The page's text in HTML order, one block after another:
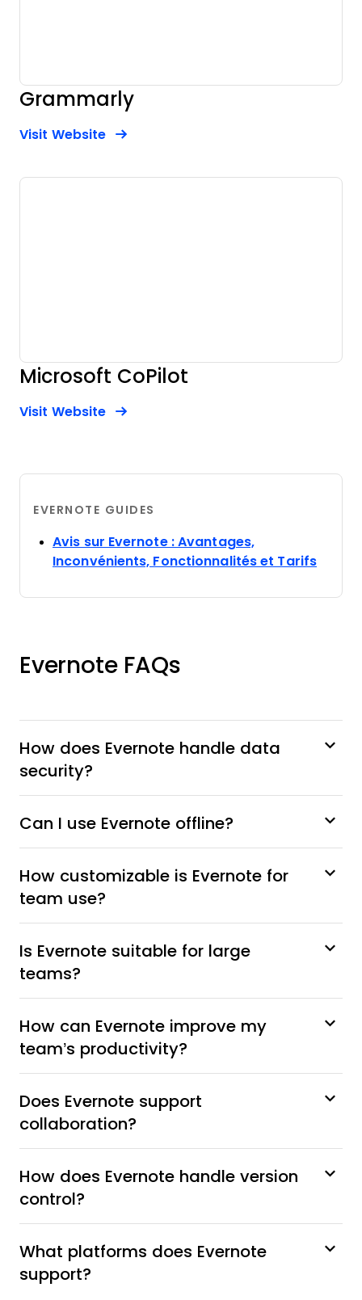
Grammarly
Visit WebsiteOpens New Window
Microsoft CoPilot
Visit WebsiteOpens New Window
EVERNOTE GUIDES
Avis sur Evernote : Avantages,
Inconvénients, Fonctionnalités et Tarifs
Evernote FAQs
How does Evernote handle data
security?
Can I use Evernote offline?
How customizable is Evernote for
team use?
Is Evernote suitable for large
teams?
How can Evernote improve my
team’s productivity?
Does Evernote support
collaboration?
How does Evernote handle version
control?
What platforms does Evernote
support?